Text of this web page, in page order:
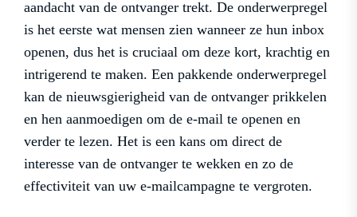
aandacht van de ontvanger trekt. De onderwerpregel
is het eerste wat mensen zien wanneer ze hun inbox
openen, dus het is cruciaal om deze kort, krachtig en
intrigerend te maken. Een pakkende onderwerpregel
kan de nieuwsgierigheid van de ontvanger prikkelen
en hen aanmoedigen om de e-mail te openen en
verder te lezen. Het is een kans om direct de
interesse van de ontvanger te wekken en zo de
effectiviteit van uw e-mailcampagne te vergroten.